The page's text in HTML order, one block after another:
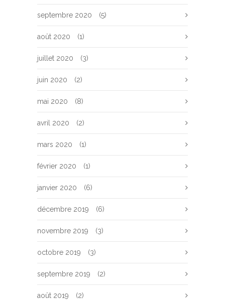
septembre 2020 (5)
août 2020 (1)
juillet 2020 (3)
juin 2020 (2)
mai 2020 (8)
avril 2020 (2)
mars 2020 (1)
février 2020 (1)
janvier 2020 (6)
décembre 2019 (6)
novembre 2019 (3)
octobre 2019 (3)
septembre 2019 (2)
août 2019 (2)